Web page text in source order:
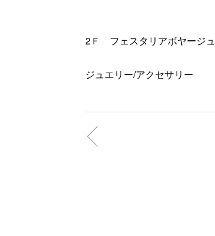
2Ｆ フェスタリアボヤージュ
ジュエリー/アクセサリー